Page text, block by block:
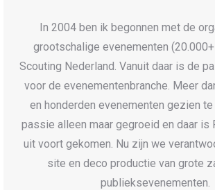
In 2004 ben ik begonnen met de
grootschalige evenementen
Scouting Nederland. Vanuit daar is de
voor de evenementenbranche. Meer
en honderden evenementen gezien
passie alleen maar gegroeid en daar is
uit voort gekomen. Nu zijn we
site en deco productie van grote
publieksevenementen.